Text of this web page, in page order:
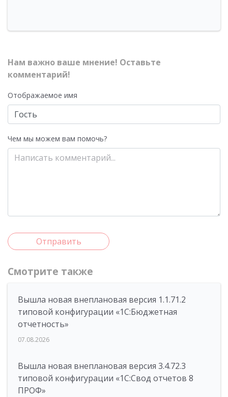
Нам важно ваше мнение! Оставьте
комментарий!
Отображаемое имя
Чем мы можем вам помочь?
Отправить
Смотрите также
Вышла новая внеплановая версия 1.1.71.2
типовой конфигурации «1C:Бюджетная
отчетность»
07.08.2026
Вышла новая внеплановая версия 3.4.72.3
типовой конфигурации «1C:Свод отчетов 8
ПРОФ»